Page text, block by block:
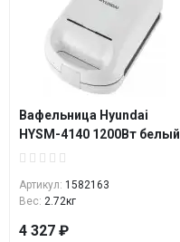
Вафельница Hyundai
HYSM-4140 1200Вт белый
Артикул: 1582163
Вес: 2.72кг
4 327 ₽